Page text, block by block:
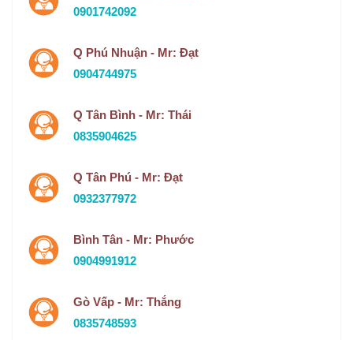
0901742092
Q Phú Nhuận - Mr: Đạt
0904744975
Q Tân Bình - Mr: Thái
0835904625
Q Tân Phú - Mr: Đạt
0932377972
Bình Tân - Mr: Phước
0904991912
Gò Vấp - Mr: Thắng
0835748593